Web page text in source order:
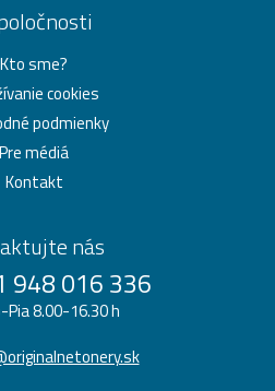
Kto sme?
cookies
podmienky
Pre médiá
Kontakt
nás
948 016 336
Pia 8.00-16.30 h